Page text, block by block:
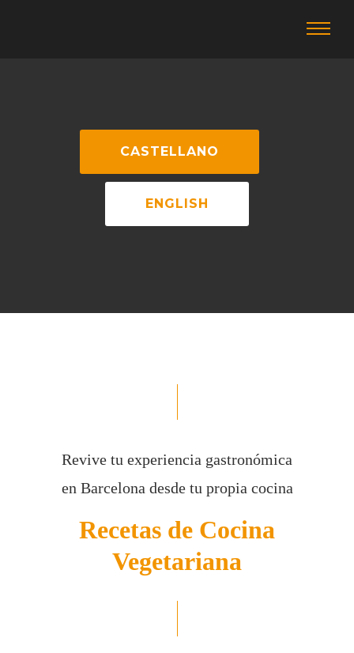
CASTELLANO
ENGLISH
Revive tu experiencia gastronómica
en Barcelona desde tu propia cocina
Recetas de Cocina
Vegetariana